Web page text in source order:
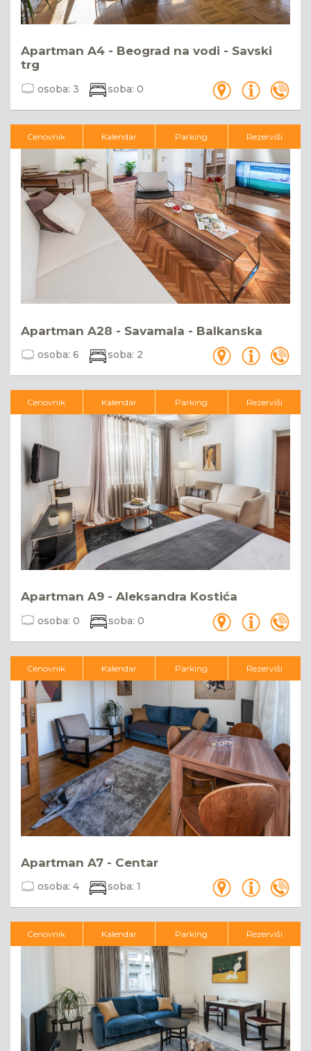
Apartman A4 - Beograd na vodi - Savski
trg
osoba: 3 soba: 0
Apartman A28 - Savamala - Balkanska
osoba: 6 soba: 2
Cenovnik Kalendar Parking Rezerviši
Apartman A9 - Aleksandra Kostića
osoba: 0 soba: 0
Cenovnik Kalendar Parking Rezerviši
Apartman A7 - Centar
osoba: 4 soba: 1
Cenovnik Kalendar Parking Rezerviši
Cenovnik Kalendar Parking Rezerviši